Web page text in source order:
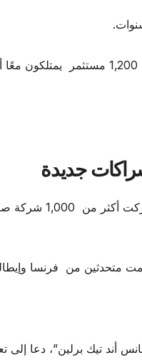
متحدثين من فرنسا
أند تيك برلين”، دعا إلى